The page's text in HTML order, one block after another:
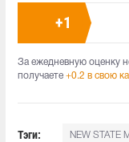
+1
За ежедневную оценку
получаете +0.2 в свою
Тэги: NEW STATE